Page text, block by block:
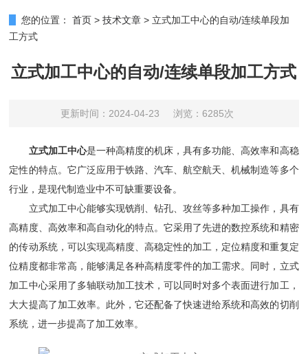
您的位置： 首页 >技术文章 > 立式加工中心的自动/连续单段加
工方式
立式加工中心的自动/连续单段加工方式
更新时间：2024-04-23 浏览：6285次
立式加工中心是一种高精度的机床，具有多功能、高效率和高稳
定性的特点。它广泛应用于铁路、汽车、航空航天、机械制造等多个
行业，是现代制造业中不可缺重要设备。
立式加工中心能够实现铣削、钻孔、攻丝等多种加工操作，具有
高精度、高效率和高自动化的特点。它采用了先进的数控系统和精密
的传动系统，可以实现高精度、高稳定性的加工，定位精度和重复定
位精度都非常高，能够满足各种高精度零件的加工需求。同时，立式
加工中心采用了多轴联动加工技术，可以同时对多个表面进行加工，
大大提高了加工效率。此外，它还配备了快速进给系统和高效的切削
系统，进一步提高了加工效率。